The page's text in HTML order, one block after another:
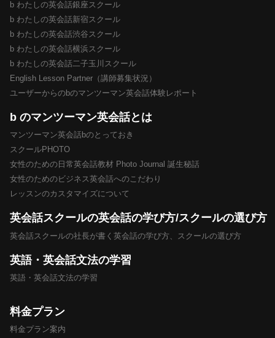
b わたしの英会話銀座スクール
b わたしの英会話新宿スクール
b わたしの英会話渋谷スクール
b わたしの英会話横浜スクール
b わたしの英会話二子玉川スクール
English Lesson Partner（講師募集状況）
ユーザーからのbのマンツーマン英会話体験レポート
b のマンツーマン英会話とは
マンツーマン英会話bのとっておき
スクールPHOTO
女性のための日常英会話教材 Photo Journal 誕生秘話
女性のためのビジネス英会話へのこだわり
レッスンのカスタマイズについて
英会話スクールの英会話の学び方/スクールの選び方
英会話スクールの社長が書く英会話の学び方、スクールの選び方
英語・英会話文法の学習
英語・英会話文法の学習
料金プラン
料金プラン案内